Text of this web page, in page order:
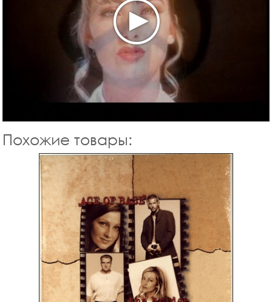
Похожие товары: